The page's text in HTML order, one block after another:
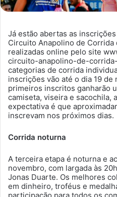
Já estão abertas as
Circuito Anapolino de Corrida
realizadas online pelo site
circuito-anapolino-de-
categorias de corrida
inscrições vão até o dia 19 de
primeiros inscritos ganharão
camiseta, viseira e sacochila,
expectativa é que
inscrevam nos próximos dias.
Corrida noturna
A terceira etapa é noturna e
novembro, com largada às
Jonas Duarte. Os melhores
em dinheiro, troféus e